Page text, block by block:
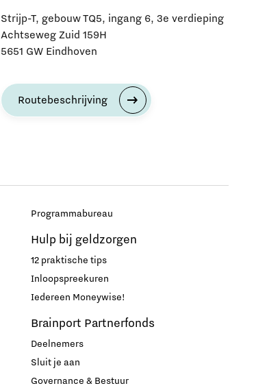
Strijp-T, gebouw TQ5, ingang 6, 3e verdieping
Achtseweg Zuid 159H
5651 GW Eindhoven
Routebeschrijving
Programmabureau
Hulp bij geldzorgen
12 praktische tips
Inloopspreekuren
Iedereen Moneywise!
Brainport Partnerfonds
Deelnemers
Sluit je aan
Governance & Bestuur